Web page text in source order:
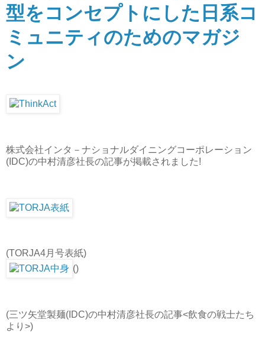
型をコンセプトにした日系コ
ミュニティのためのマガジ
ン
株式会社インタ－ナショナルダイニングコーポレーション
(IDC)の中村清彦社長の記事が掲載されました!
(TORJA4月号表紙)
()
(三ツ矢堂製麺(IDC)の中村清彦社長の記事<飲食の戦士たち
より>)